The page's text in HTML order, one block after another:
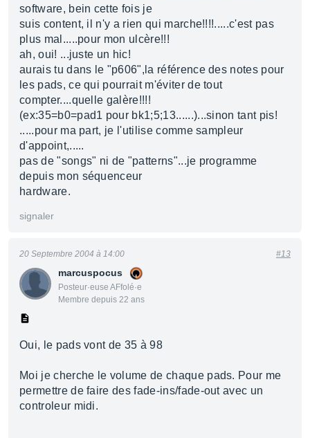
software, bein cette fois je
suis content, il n'y a rien qui marche!!!!.....c'est pas
plus mal.....pour mon ulcère!!!
ah, oui! ...juste un hic!
aurais tu dans le "p606",la référence des notes pour
les pads, ce qui pourrait m'éviter de tout
compter....quelle galère!!!!
(ex:35=b0=pad1 pour bk1;5;13......)...sinon tant pis!
.....pour ma part, je l'utilise comme sampleur
d'appoint,.....
pas de "songs" ni de "patterns"...je programme
depuis mon séquenceur
hardware.
signaler
marcuspocus
Posteur·euse AFfolé·e
Membre depuis 22 ans
20 Septembre 2004 à 14:00 #13
Oui, le pads vont de 35 à 98
Moi je cherche le volume de chaque pads. Pour me
permettre de faire des fade-ins/fade-out avec un
controleur midi.